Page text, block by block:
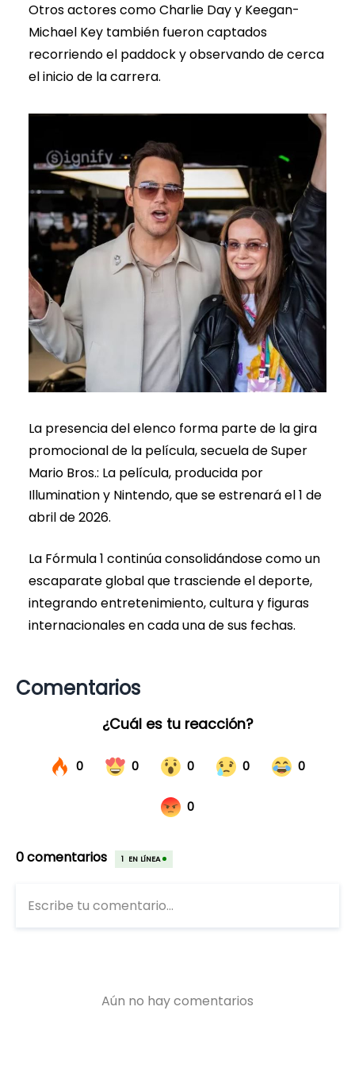
Otros actores como Charlie Day y Keegan-
Michael Key también fueron captados
recorriendo el paddock y observando de cerca
el inicio de la carrera.
La presencia del elenco forma parte de la gira
promocional de la película, secuela de Super
Mario Bros.: La película, producida por
Illumination y Nintendo, que se estrenará el 1 de
abril de 2026.
La Fórmula 1 continúa consolidándose como un
escaparate global que trasciende el deporte,
integrando entretenimiento, cultura y figuras
internacionales en cada una de sus fechas.
Comentarios